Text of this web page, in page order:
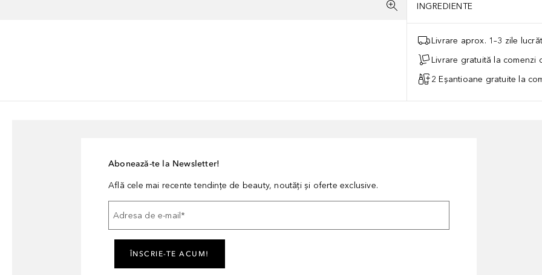
INGREDIENTE
Livrare aprox. 1–3 zile
Livrare gratuită la comenzi
2 Eșantioane gratuite la
Abonează-te la Newsletter!
Află cele mai recente tendințe de beauty, noutăți și oferte exclusive.
Adresa de e-mail *
ÎNSCRIE-TE ACUM!